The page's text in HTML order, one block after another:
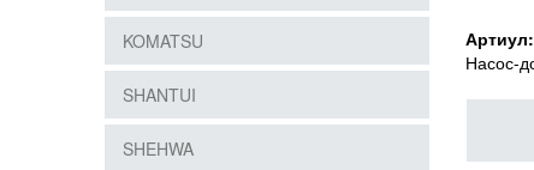
Артиул:
Насос-
KOMATSU
SHANTUI
SHEHWA